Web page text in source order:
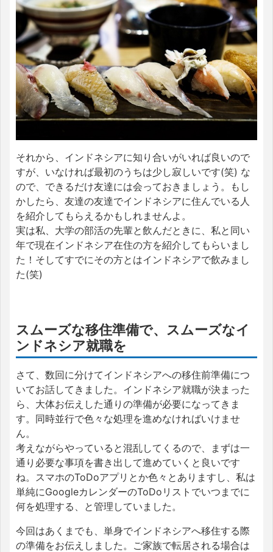
それから、インドネシアに知り合いがいれば良いので
すが、いなければ最初のうちは少し寂しいです(笑) な
ので、できるだけ友達には会っておきましょう。もし
かしたら、友達の友達でインドネシアに住んでいる人
を紹介してもらえるかもしれませんよ。
実は私、大学の部活の先輩と飲んだときに、私と同い
年で現在インドネシア在住の方を紹介してもらいまし
た！そしてすでにその方とはインドネシアで飲みまし
た(笑)
スムーズな移住準備で、スムーズなイ
ンドネシア就職を
さて、数回に分けてインドネシアへの移住前準備につ
いてお話してきました。インドネシア就職が決まった
ら、大体お伝えした通りの準備が必要になってきま
す。同時並行で色々な処理を進めなければいけませ
ん。
考えながらやっていると混乱してくるので、まずは一
通り必要な事項を書き出して進めていくと良いです
ね。スマホのToDoアプリとか色々とありますし、私は
単純にGoogleカレンダーのToDoリストでいつまでに
何を処理する、と管理していました。
今回はあくまでも、単身でインドネシアへ移住する際
の準備をお伝えしました。ご家族で転居される場合は